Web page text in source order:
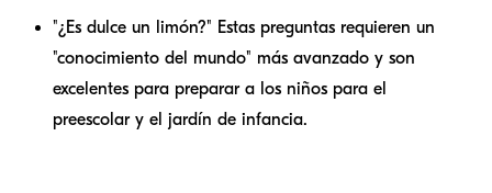
"¿Es dulce un limón?" Estas preguntas requieren un
"conocimiento del mundo" más avanzado y son
excelentes para preparar a los niños para el
preescolar y el jardín de infancia.